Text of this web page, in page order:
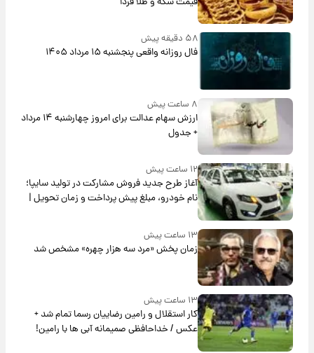
۵۸ دقیقه پیش
فال روزانه واقعی پنجشنبه ۱۵ مرداد ۱۴۰۵
۸ ساعت پیش
ارزش سهام عدالت برای امروز چهارشنبه ۱۴ مرداد
+ جدول
۱۲ ساعت پیش
آغاز طرح جدید فروش مشارکت در تولید سایپا؛
نام خودرو، مبلغ پیش پرداخت و زمان تحویل |
سود مشارکت چند درصد است؟
۱۳ ساعت پیش
زمان پخش «مرد سه هزار چهره» مشخص شد
۱۳ ساعت پیش
کار استقلال و رامین رضاییان رسما تمام شد +
عکس / خداحافظی صمیمانه آبی ها با رامین!